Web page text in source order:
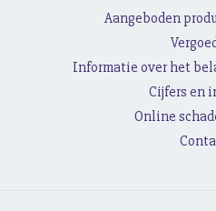
Aangeboden
Informatie over het
Cijfers en
Online